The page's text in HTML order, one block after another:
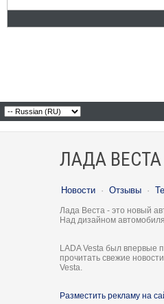
ЛАДА ВЕСТА
Новости · Отзывы ·
Лада Веста - это новый
Над дизайном
LADA Vesta был впервые
прочитать свежие
Vesta.
Разместить рекламу на